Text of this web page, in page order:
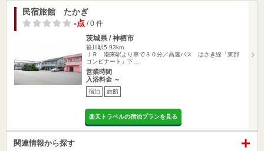
民宿旅館 たかぎ
-点 / 0 件
茨城県 / 神栖市
笹川駅5.93km
ＪＲ 潮来駅より車で３０分／高速バス はさき線「東部
コンビナート」下…
営業時間
入浴料金 ～
宿泊 旅館
楽天トラベルの宿泊プランを見る
関連情報から探す